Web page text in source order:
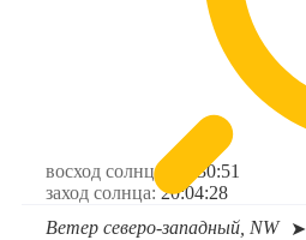
восход солнца:
05:30:51
заход солнца:20:04:28
Ветер северо-западный, NW
➤